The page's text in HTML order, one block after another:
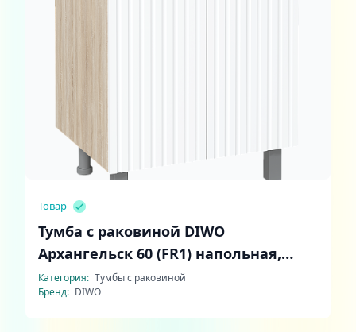
Товар
Тумба с раковиной DIWO
Архангельск 60 (FR1) напольная,
белая, дуб сонома
Категория: Тумбы с раковиной
Бренд: DIWO